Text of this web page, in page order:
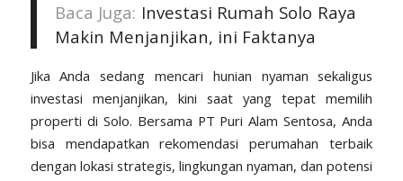
Baca Juga: Investasi Rumah Solo Raya
Makin Menjanjikan, ini Faktanya
Jika Anda sedang mencari hunian nyaman sekaligus
investasi menjanjikan, kini saat yang tepat memilih
properti di Solo. Bersama PT Puri Alam Sentosa, Anda
bisa mendapatkan rekomendasi perumahan terbaik
dengan lokasi strategis, lingkungan nyaman, dan potensi